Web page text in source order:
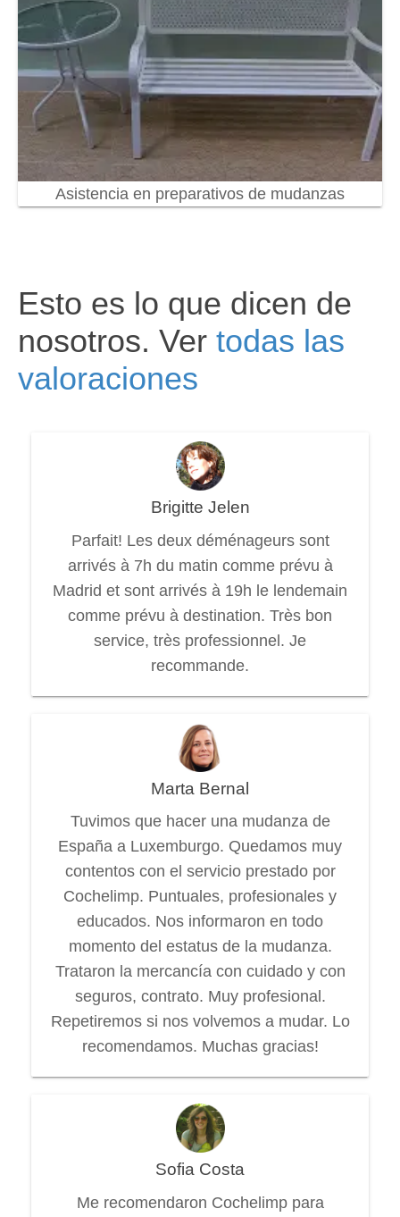
Asistencia en preparativos de mudanzas
Esto es lo que dicen de
nosotros. Ver todas las
valoraciones
Brigitte Jelen
Parfait! Les deux déménageurs sont
arrivés à 7h du matin comme prévu à
Madrid et sont arrivés à 19h le lendemain
comme prévu à destination. Très bon
service, très professionnel. Je
recommande.
Marta Bernal
Tuvimos que hacer una mudanza de
España a Luxemburgo. Quedamos muy
contentos con el servicio prestado por
Cochelimp. Puntuales, profesionales y
educados. Nos informaron en todo
momento del estatus de la mudanza.
Trataron la mercancía con cuidado y con
seguros, contrato. Muy profesional.
Repetiremos si nos volvemos a mudar. Lo
recomendamos. Muchas gracias!
Sofia Costa
Me recomendaron Cochelimp para